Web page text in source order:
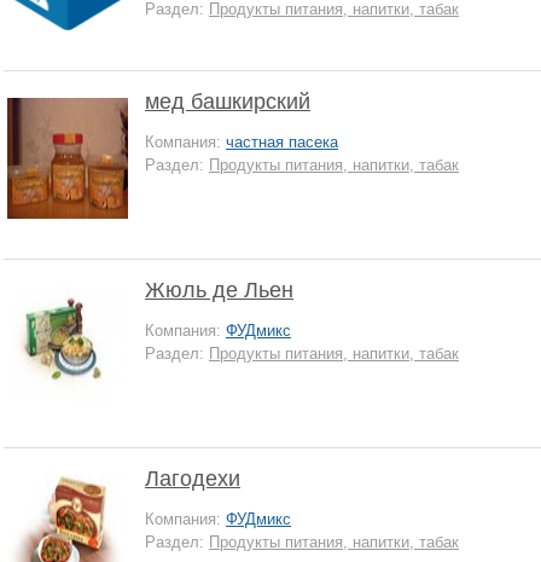
Раздел: Продукты питания, напитки, табак
мед башкирский
Компания: частная пасека
Раздел: Продукты питания, напитки, табак
Жюль де Льен
Компания: ФУДмикс
Раздел: Продукты питания, напитки, табак
Лагодехи
Компания: ФУДмикс
Раздел: Продукты питания, напитки, табак